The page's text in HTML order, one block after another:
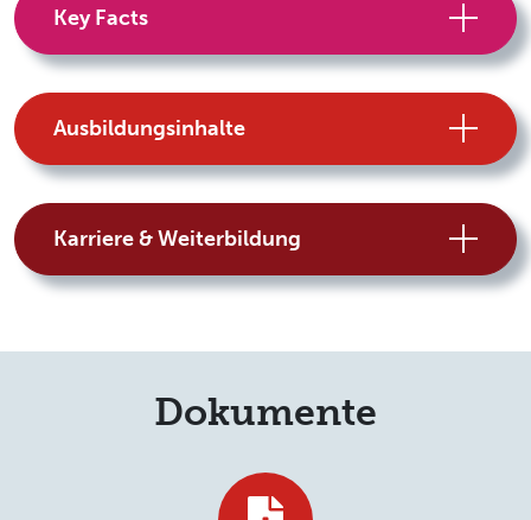
Key Facts
Ausbildungsinhalte
Karriere & Weiterbildung
Dokumente